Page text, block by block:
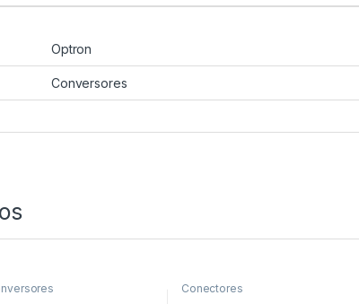
Optron
Conversores
Conectores